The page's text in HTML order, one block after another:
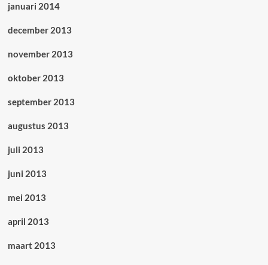
januari 2014
december 2013
november 2013
oktober 2013
september 2013
augustus 2013
juli 2013
juni 2013
mei 2013
april 2013
maart 2013